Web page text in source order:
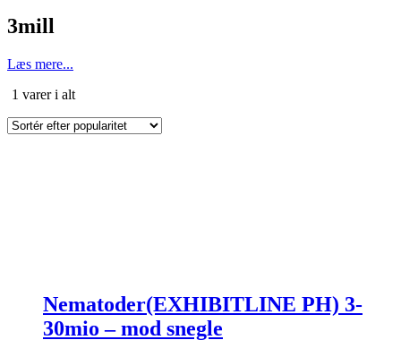
3mill
Læs mere...
1 varer i altSorteret
popularitet
Nematoder(EXHIBITLINE PH) 3-
30mio – mod snegle
varesiden